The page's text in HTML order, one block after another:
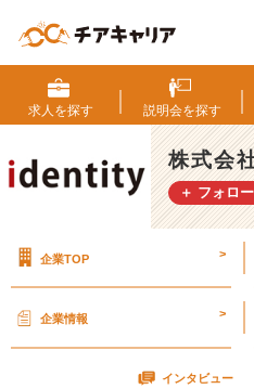
さ
な
こ
と
か
ら！
社
デ
ン
求人を探す 説明会を探す
株式会
＋ フォロー
企業TOP >
企業情報 >
インタビュー